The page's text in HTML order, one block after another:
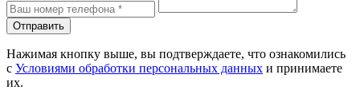
Отправить
Нажимая кнопку выше, вы подтверждаете, что ознакомились
с Условиями обработки персональных данных и принимаете
их.